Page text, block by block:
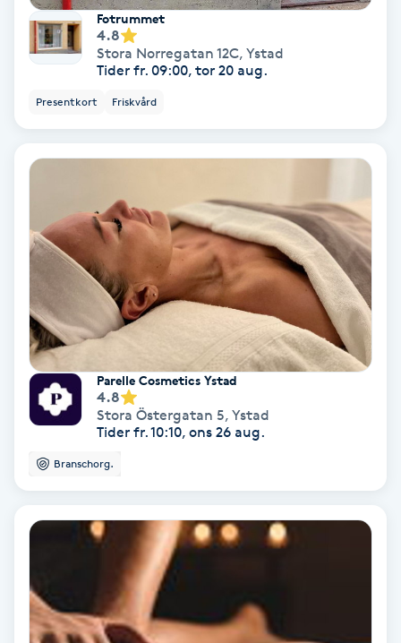
Luggklippning
Lymfmassage
Läpptatuering
Manikyr & Pedikyr
Medial vägledning
Medicinsk massage
Meditation
Megavolymfransar
Melasma
Mesoterapi
Fotrummet
4.8
Stora Norregatan 12C, Ystad
Tider fr. 09:00, tor 20 aug.
Presentkort Friskvård
Parelle Cosmetics Ystad
4.8
Stora Östergatan 5, Ystad
Tider fr. 10:10, ons 26 aug.
Branschorg.